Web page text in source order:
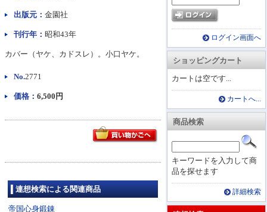
ログイン画面へ
ショッピングカート
カートは空です...
カートへ...
商品検索
キーワードを入力して商
品を探せます
詳細検索
出版元： 金園社
刊行年： 昭和43年
カバー（ヤケ、カドスレ）。小口ヤケ。
No.2771
価格： 6,500円
連想検索による関連商品
帝国心身鍛錬